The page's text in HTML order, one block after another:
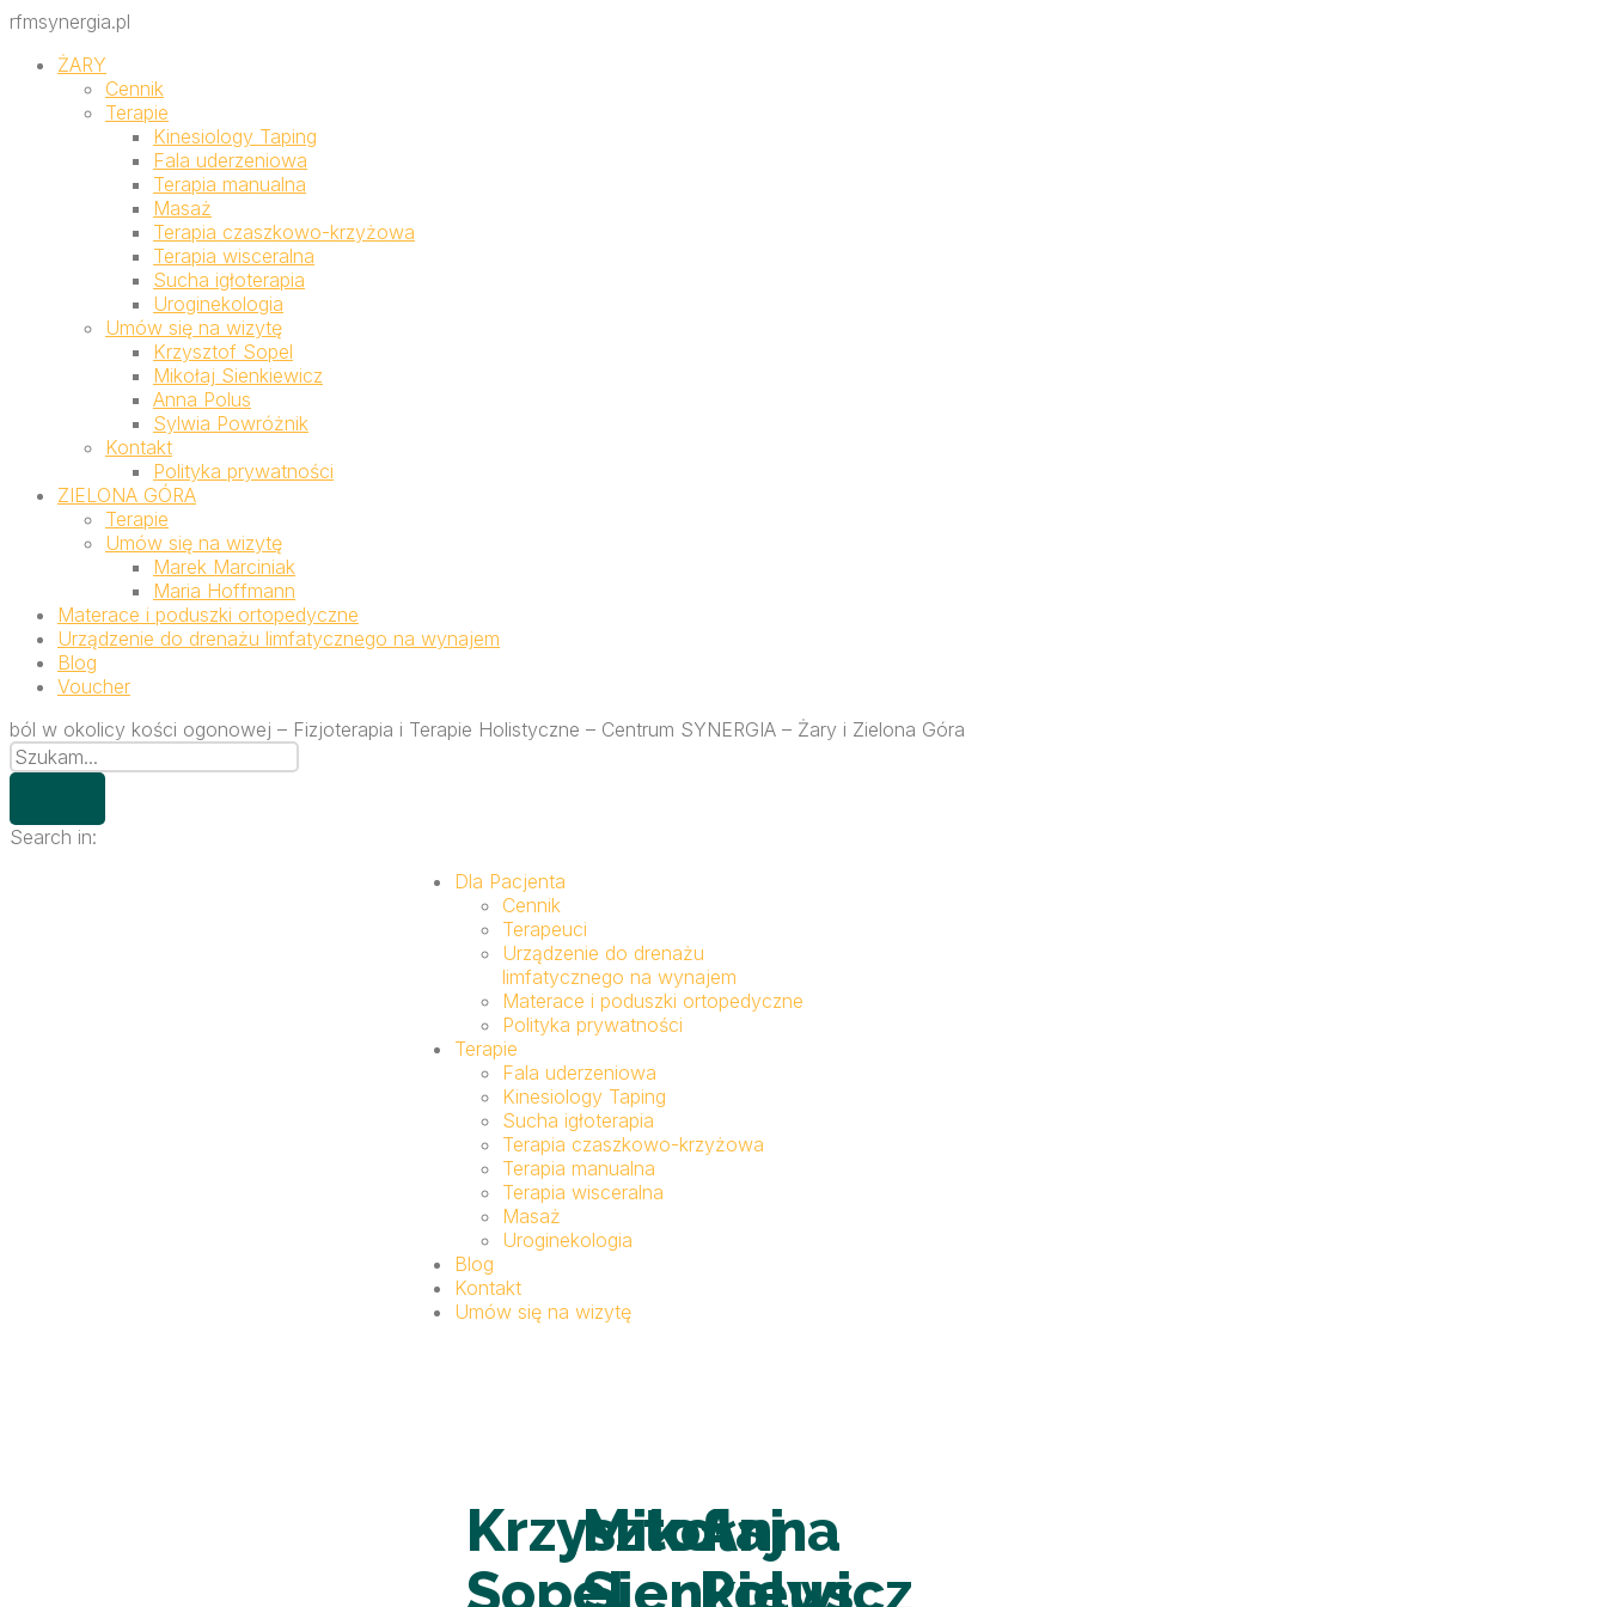
rfmsynergia.pl
ŻARY
Cennik
Terapie
Kinesiology Taping
Fala uderzeniowa
Terapia manualna
Masaż
Terapia czaszkowo-krzyżowa
Terapia wisceralna
Sucha igłoterapia
Uroginekologia
Umów się na wizytę
Krzysztof Sopel
Mikołaj Sienkiewicz
Anna Polus
Sylwia Powróżnik
Kontakt
Polityka prywatności
ZIELONA GÓRA
Terapie
Umów się na wizytę
Marek Marciniak
Maria Hoffmann
Materace i poduszki ortopedyczne
Urządzenie do drenażu limfatycznego na wynajem
Blog
Voucher
ból w okolicy kości ogonowej – Fizjoterapia i Terapie Holistyczne – Centrum SYNERGIA – Żary i Zielona Góra
Search in:
Dla Pacjenta
Cennik
Terapeuci
Urządzenie do drenażu
limfatycznego na wynajem
Materace i poduszki ortopedyczne
Polityka prywatności
Terapie
Fala uderzeniowa
Kinesiology Taping
Sucha igłoterapia
Terapia czaszkowo-krzyżowa
Terapia manualna
Terapia wisceralna
Masaż
Uroginekologia
Blog
Kontakt
Umów się na wizytę
Krzysztof
Sopel
Mikołaj
Sienkiewicz
Anna
Polus